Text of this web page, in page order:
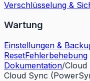
Verschlüsselung &
Wartung
Einstellungen &
ResetFehlerbehebung
Dokumentation/Cloud
Cloud Sync